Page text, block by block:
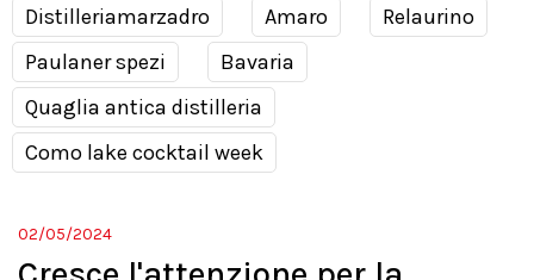
Distilleriamarzadro
Amaro
Relaurino
Paulaner spezi
Bavaria
Quaglia antica distilleria
Como lake cocktail week
02/05/2024